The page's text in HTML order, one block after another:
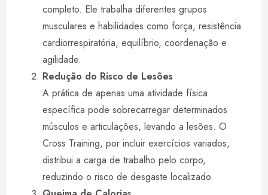
completo. Ele trabalha diferentes grupos
musculares e habilidades como força, resistência
cardiorrespiratória, equilíbrio, coordenação e
agilidade.
Redução do Risco de Lesões
A prática de apenas uma atividade física
específica pode sobrecarregar determinados
músculos e articulações, levando a lesões. O
Cross Training, por incluir exercícios variados,
distribui a carga de trabalho pelo corpo,
reduzindo o risco de desgaste localizado.